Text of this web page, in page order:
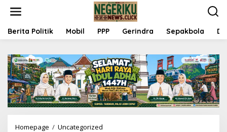
t
Berita Politik Mobil PPP Gerindra Sepakbola
Homepage / Uncategorized